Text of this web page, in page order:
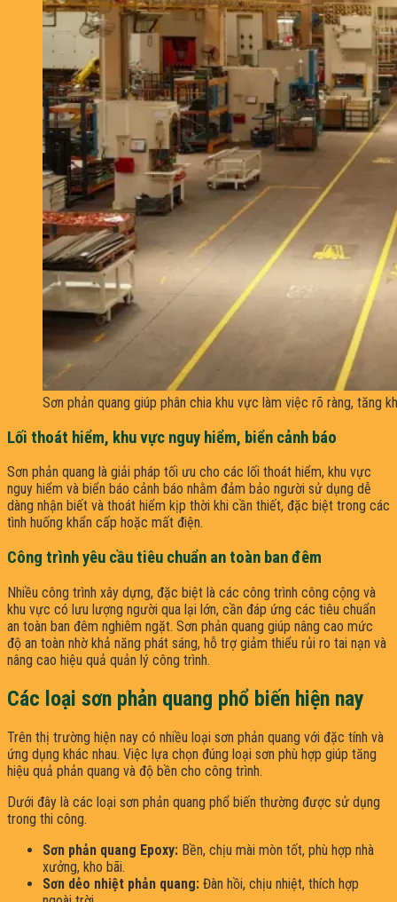
Sơn phản quang giúp phân chia khu vực làm việc rõ ràng, tăng
Lối thoát hiểm, khu vực nguy hiểm, biển cảnh báo
Sơn phản quang là giải pháp tối ưu cho các lối thoát hiểm, khu vực
nguy hiểm và biển báo cảnh báo nhằm đảm bảo người sử dụng dễ
dàng nhận biết và thoát hiểm kịp thời khi cần thiết, đặc biệt trong các
tình huống khẩn cấp hoặc mất điện.
Công trình yêu cầu tiêu chuẩn an toàn ban đêm
Nhiều công trình xây dựng, đặc biệt là các công trình công cộng và
khu vực có lưu lượng người qua lại lớn, cần đáp ứng các tiêu chuẩn
an toàn ban đêm nghiêm ngặt. Sơn phản quang giúp nâng cao mức
độ an toàn nhờ khả năng phát sáng, hỗ trợ giảm thiểu rủi ro tai nạn và
nâng cao hiệu quả quản lý công trình.
Các loại sơn phản quang phổ biến hiện nay
Trên thị trường hiện nay có nhiều loại sơn phản quang với đặc tính và
ứng dụng khác nhau. Việc lựa chọn đúng loại sơn phù hợp giúp tăng
hiệu quả phản quang và độ bền cho công trình.
Dưới đây là các loại sơn phản quang phổ biến thường được sử dụng
trong thi công.
Sơn phản quang Epoxy: Bền, chịu mài mòn tốt, phù hợp nhà
xưởng, kho bãi.
Sơn dẻo nhiệt phản quang: Đàn hồi, chịu nhiệt, thích hợp